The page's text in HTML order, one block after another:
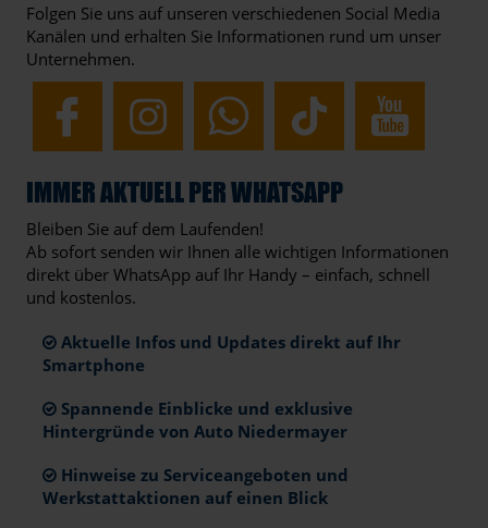
Folgen Sie uns auf unseren verschiedenen Social Media
Kanälen und erhalten Sie Informationen rund um unser
Unternehmen.
IMMER AKTUELL PER WHATSAPP
Bleiben Sie auf dem Laufenden!
Ab sofort senden wir Ihnen alle wichtigen Informationen
direkt über WhatsApp auf Ihr Handy – einfach, schnell
und kostenlos.
Aktuelle Infos und Updates direkt auf Ihr
Smartphone
Spannende Einblicke und exklusive
Hintergründe von Auto Niedermayer
Hinweise zu Serviceangeboten und
Werkstattaktionen auf einen Blick